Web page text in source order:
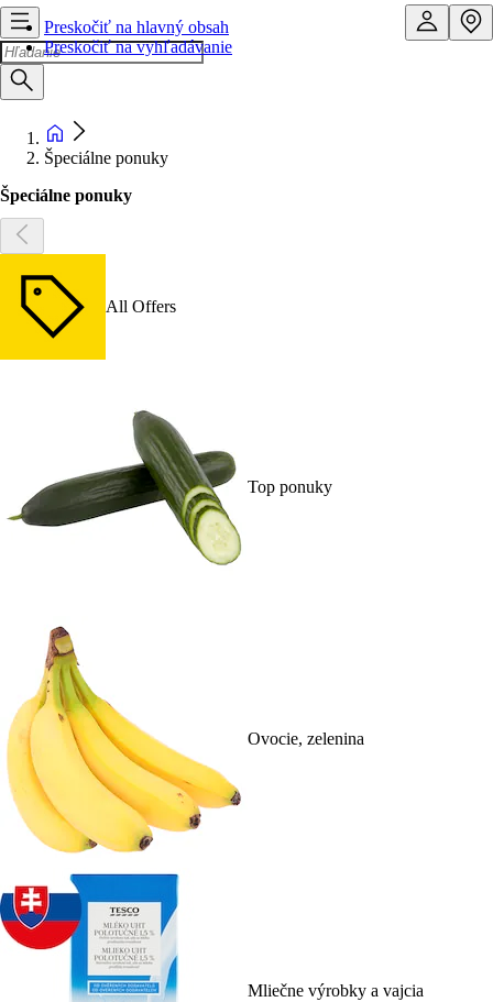
Preskočiť na hlavný obsah
Preskočiť na vyhľadávanie
Špeciálne ponuky
Špeciálne ponuky
All Offers
Top ponuky
Ovocie, zelenina
Mliečne výrobky a vajcia